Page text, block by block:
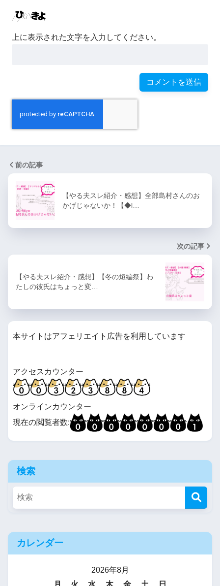
上に表示された文字を入力してください。
前の記事
【やる夫スレ紹介・感想】全部島村さんのお
かげじゃないか！【◆l…
次の記事
【やる夫スレ紹介・感想】【冬の短編祭】わ
たしの彼氏はちょっと変…
本サイトはアフェリエイト広告を利用しています
アクセスカウンター
オンラインカウンター
現在の閲覧者数:
検索
カレンダー
2026年8月
月
火 水 木 金 土 日